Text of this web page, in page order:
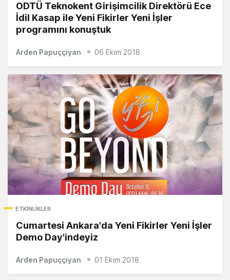
ODTÜ Teknokent Girişimcilik Direktörü Ece
İdil Kasap ile Yeni Fikirler Yeni İşler
programını konuştuk
Arden Papuççiyan 06 Ekim 2018
ETKINLIKLER
Cumartesi Ankara'da Yeni Fikirler Yeni İşler
Demo Day'indeyiz
Arden Papuççiyan 01 Ekim 2018